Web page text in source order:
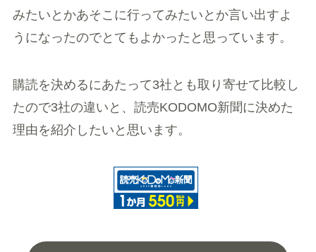
みたいとかあそこに行ってみたいとか言い出すよ
うになったのでとてもよかったと思っています。
購読を決めるにあたって3社とも取り寄せて比較し
たので3社の違いと、読売KODOMO新聞に決めた
理由を紹介したいと思います。